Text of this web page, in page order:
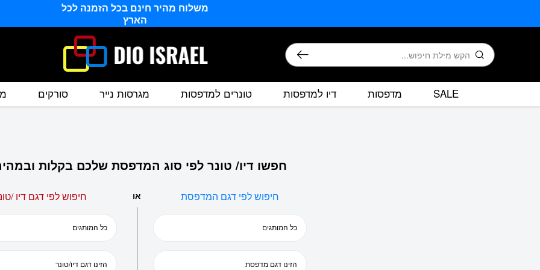
משלוח מהיר חינם בכל הזמנה לכל
הארץ
חיפוש
SALE מדפסות דיו למדפסות טונרים למדפסות מגרסות נייר סורקים
חפשו דיו/ טונר לפי סוג המדפסת שלכם בקלות
חיפוש לפי דגם המדפסת או חיפוש לפי דגם דיו /